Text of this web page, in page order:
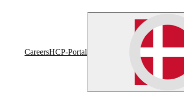
CareersHCP-Portal